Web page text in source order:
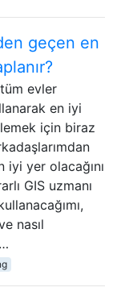
geçen en
evler
en iyi
için biraz
yer olacağını
GIS uzmanı
nasıl